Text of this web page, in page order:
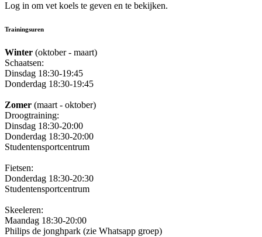
Log in om vet koels te geven en te bekijken.
Trainingsuren
Winter (oktober - maart)
Schaatsen:
Dinsdag 18:30-19:45
Donderdag 18:30-19:45
Zomer (maart - oktober)
Droogtraining:
Dinsdag 18:30-20:00
Donderdag 18:30-20:00
Studentensportcentrum
Fietsen:
Donderdag 18:30-20:30
Studentensportcentrum
Skeeleren:
Maandag 18:30-20:00
Philips de jonghpark (zie Whatsapp groep)